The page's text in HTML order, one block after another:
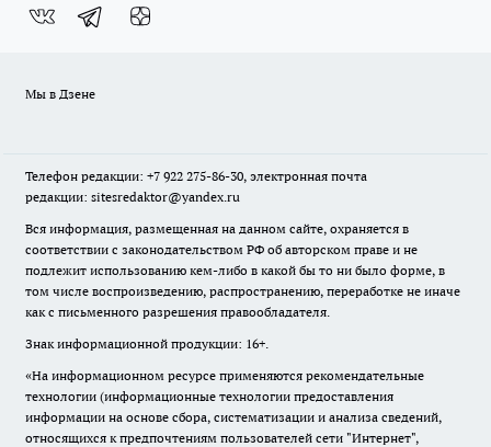
Мы в Дзене
Телефон редакции: +7 922 275-86-30, электронная почта
редакции: sitesredaktor@yandex.ru
Вся информация, размещенная на данном сайте, охраняется в
соответствии с законодательством РФ об авторском праве и не
подлежит использованию кем-либо в какой бы то ни было форме, в
том числе воспроизведению, распространению, переработке не иначе
как с письменного разрешения правообладателя.
Знак информационной продукции: 16+.
«На информационном ресурсе применяются рекомендательные
технологии (информационные технологии предоставления
информации на основе сбора, систематизации и анализа сведений,
относящихся к предпочтениям пользователей сети "Интернет",